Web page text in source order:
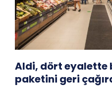
Aldi, dört eyalette
paketini geri